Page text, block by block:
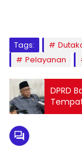
Tags:
Pelayanan
DPRD